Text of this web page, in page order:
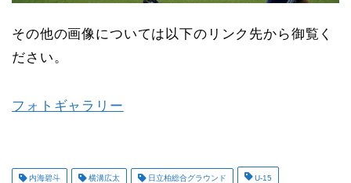
その他の画像については以下のリンク先から御覧く
ださい。
フォトギャラリー
内海碧斗 横溝広太 日立柏総合グラウンド U-15